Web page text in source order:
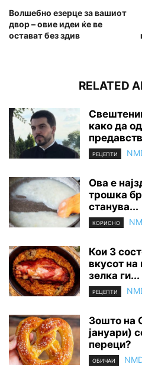
Волшебно езерце за вашиот
двор – овие идеи ќе ве
остават без здив
RELATED
како да
РЕЦЕПТИ
Ова е
трошка
станува...
КОРИСНО
Кои 3
вкусот на
зелка ги...
РЕЦЕПТИ
Зошто на
јануари)
переци?
ОБИЧАИ